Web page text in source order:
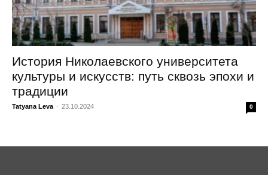
История Николаевского университета
культуры и искусств: путь сквозь эпохи и
традиции
Tatyana Leva - 23.10.2024 0